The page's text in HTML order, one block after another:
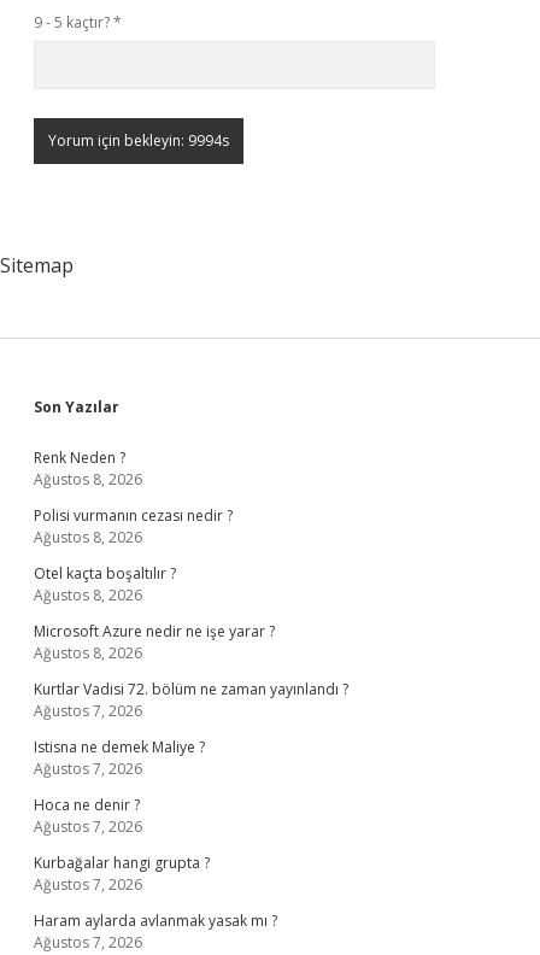
9 - 5 kaçtır?*
Sitemap
Sidebar
Son Yazılar
Renk Neden ?
Ağustos 8, 2026
Polisi vurmanın cezası nedir ?
Ağustos 8, 2026
Otel kaçta boşaltılır ?
Ağustos 8, 2026
Microsoft Azure nedir ne işe yarar ?
Ağustos 8, 2026
Kurtlar Vadisi 72. bölüm ne zaman yayınlandı ?
Ağustos 7, 2026
Istisna ne demek Maliye ?
Ağustos 7, 2026
Hoca ne denir ?
Ağustos 7, 2026
Kurbağalar hangi grupta ?
Ağustos 7, 2026
Haram aylarda avlanmak yasak mı ?
Ağustos 7, 2026